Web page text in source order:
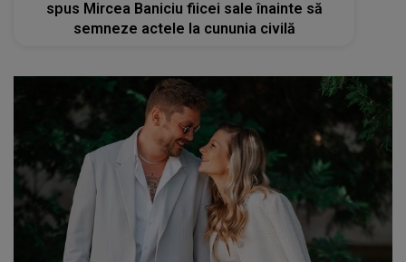
spus Mircea Baniciu fiicei sale înainte să
semneze actele la cununia civilă